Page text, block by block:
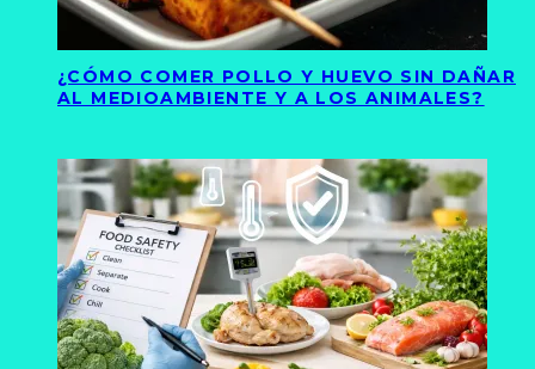
¿CÓMO COMER POLLO Y HUEVO SIN DAÑAR
AL MEDIOAMBIENTE Y A LOS ANIMALES?